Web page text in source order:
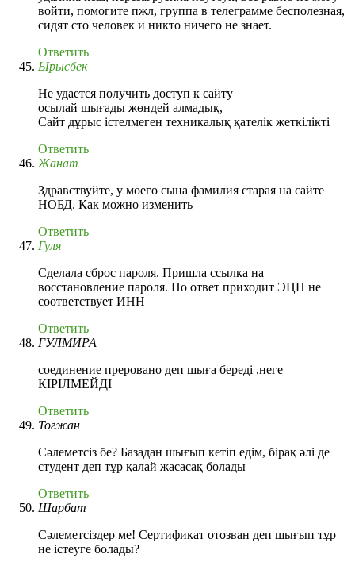
войти, помогите пжл, группа в телеграмме бесполезная,
сидят сто человек и никто ничего не знает.
Ответить
Ырысбек
Не удается получить доступ к сайту
осылай шығады жөндей алмадық,
Сайт дұрыс істелмеген техникалық қателік жеткілікті
Ответить
Жанат
Здравствуйте, у моего сына фамилия старая на сайте
НОБД. Как можно изменить
Ответить
Гуля
Сделала сброс пароля. Пришла ссылка на
восстановление пароля. Но ответ приходит ЭЦП не
соответствует ИНН
Ответить
ГУЛМИРА
соединение преровано деп шыға береді ,неге
КІРІЛМЕЙДІ
Ответить
Тогжан
Сәлеметсіз бе? Базадан шығып кетіп едім, бірақ әлі де
студент деп тұр қалай жасасақ болады
Ответить
Шарбат
Сәлеметсіздер ме! Сертификат отозван деп шығып тұр
не істеуге болады?